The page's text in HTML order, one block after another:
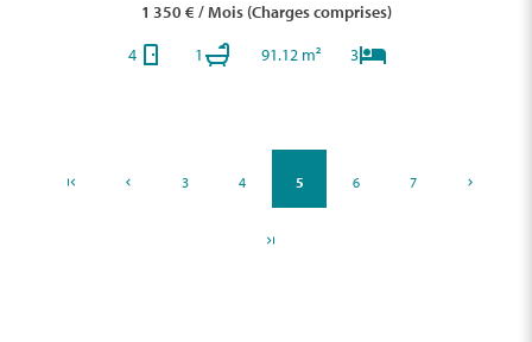
1 350 € / Mois (Charges comprises)
4
1 91.12 m² 3
3 4 5 6 7